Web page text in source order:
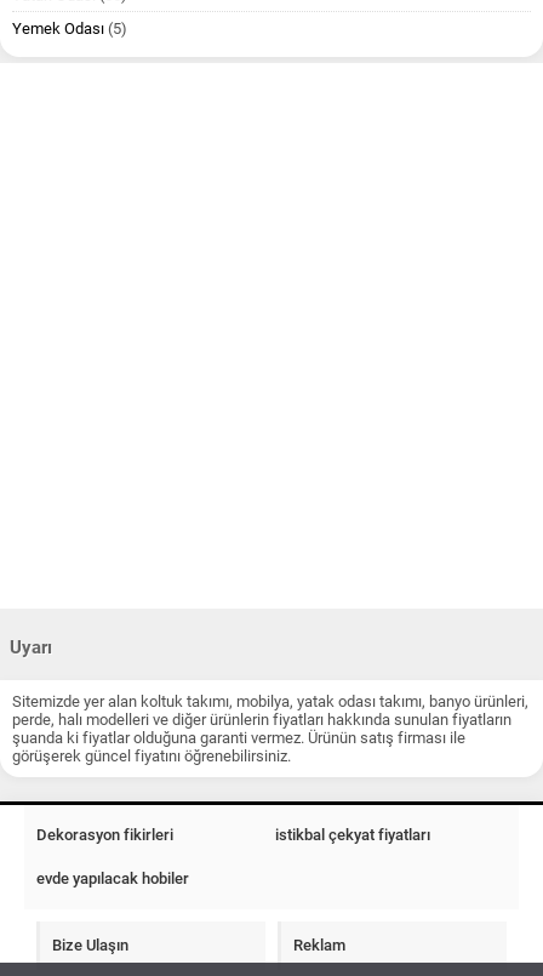
Yemek Odası (5)
Uyarı
Sitemizde yer alan koltuk takımı, mobilya, yatak odası takımı, banyo ürünleri,
perde, halı modelleri ve diğer ürünlerin fiyatları hakkında sunulan fiyatların
şuanda ki fiyatlar olduğuna garanti vermez. Ürünün satış firması ile
görüşerek güncel fiyatını öğrenebilirsiniz.
Dekorasyon fikirleri istikbal çekyat fiyatları
evde yapılacak hobiler
Bize Ulaşın Reklam